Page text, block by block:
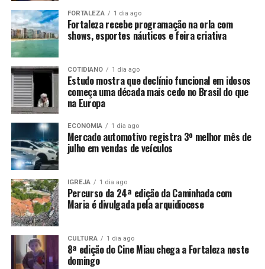
FORTALEZA 1 dia ago
Fortaleza recebe programação na orla com
shows, esportes náuticos e feira criativa
COTIDIANO 1 dia ago
Estudo mostra que declínio funcional em idosos
começa uma década mais cedo no Brasil do que
na Europa
ECONOMIA 1 dia ago
Mercado automotivo registra 3º melhor mês de
julho em vendas de veículos
IGREJA 1 dia ago
Percurso da 24ª edição da Caminhada com
Maria é divulgada pela arquidiocese
CULTURA 1 dia ago
8ª edição do Cine Miau chega a Fortaleza neste
domingo